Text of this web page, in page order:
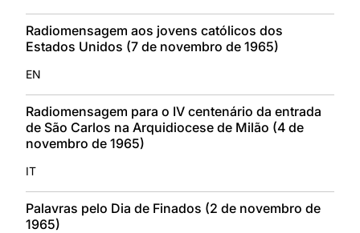
Radiomensagem aos jovens católicos dos
Estados Unidos (7 de novembro de 1965)
EN
Radiomensagem para o IV centenário da entrada
de São Carlos na Arquidiocese de Milão (4 de
novembro de 1965)
IT
Palavras pelo Dia de Finados (2 de novembro de
1965)